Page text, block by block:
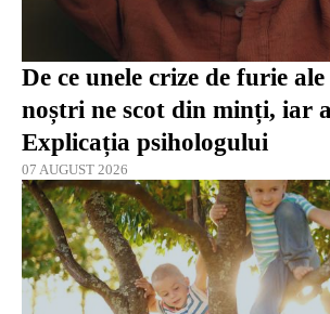
De ce unele crize de furie
noștri ne scot din minți, iar
Explicația psihologului
07 AUGUST 2026